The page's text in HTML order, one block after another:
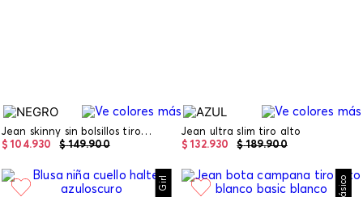
Jean skinny sin bolsillos tiro alto.
$ 149.900
$ 104.930
Jean ultra slim tiro alto
$ 189.900
$ 132.930
Girl Básico